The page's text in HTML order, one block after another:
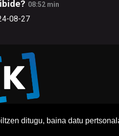
ditugu, baina datu
08:52 min
08-27